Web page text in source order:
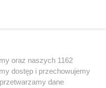
w Rudzie Śląskiej
oraz naszych 1162
dostęp i przechowujemy
dane